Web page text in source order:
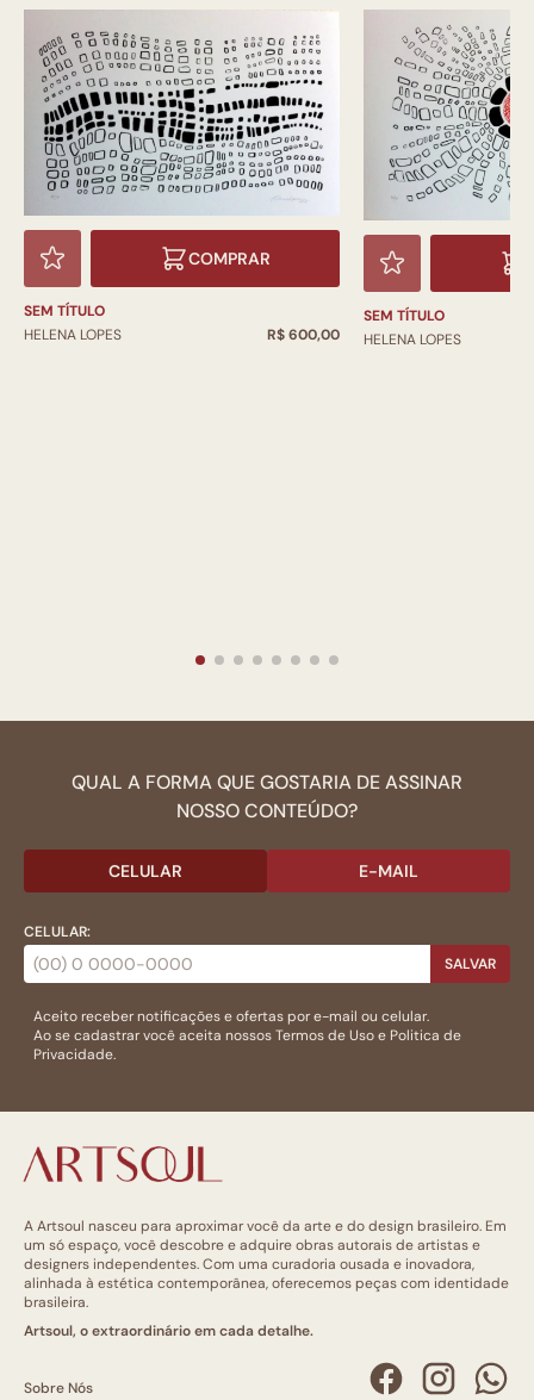
COMPRAR
SEM TÍTULO
HELENA LOPES
R$ 600,00
SEM TÍTULO
HELENA LOPES
QUAL A FORMA QUE GOSTARIA DE ASSINAR
NOSSO CONTEÚDO?
CELULAR E-MAIL
CELULAR:
SALVAR
Aceito receber notificações e ofertas por e-mail ou celular.
Ao se cadastrar você aceita nossosTermos de Usoe Politica de
Privacidade.
A Artsoul nasceu para aproximar você da arte e do design brasileiro. Em
um só espaço, você descobre e adquire obras autorais de artistas e
designers independentes. Com uma curadoria ousada e inovadora,
alinhada à estética contemporânea, oferecemos peças com identidade
brasileira.
Artsoul, o extraordinário em cada detalhe.
Sobre Nós